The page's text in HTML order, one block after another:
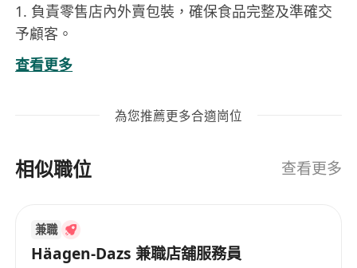
1. 負責零售店內外賣包裝，確保食品完整及準確交
予顧客。
2. 承擔收銀工作，處理顧客付款，並保持現金流的
準確記錄。
衛生標準。
工作要求：
中五或以上程度；
查看更多
為您推薦更多合適崗位
相似職位 查看更多
兼職
Häagen-Dazs 兼職店舖服務員